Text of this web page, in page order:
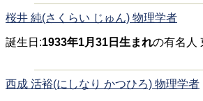
桜井 純(さくらい じゅん) 物理学者
誕生日:1933年1月31日生まれの有名人
西成 活裕(にしなり かつひろ) 物理学者